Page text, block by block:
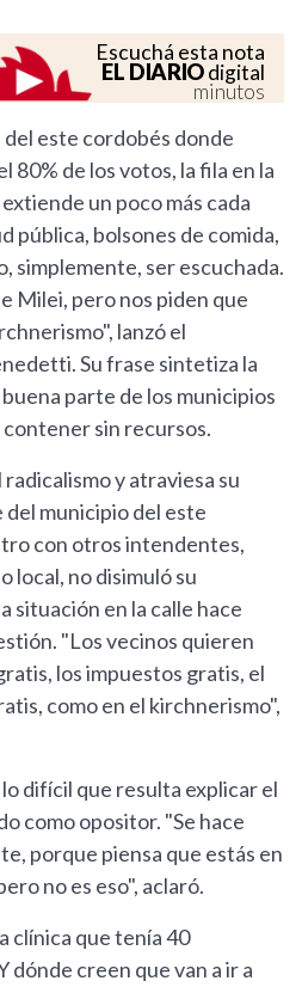
Escuchá esta nota
EL DIARIOdigital
minutos
este cordobés donde
80% de los votos, la fila en la
un poco más cada
pública, bolsones de comida,
simplemente, ser escuchada.
Milei, pero nos piden que
lanzó el
Su frase sintetiza la
parte de los municipios
sin recursos.
y atraviesa su
municipio del este
con otros intendentes,
local, no disimuló su
situación en la calle hace
"Los vecinos quieren
los impuestos gratis, el
como en el kirchnerismo",
difícil que resulta explicar el
como opositor. "Se hace
porque piensa que estás en
no es eso", aclaró.
clínica que tenía 40
dónde creen que van a ir a